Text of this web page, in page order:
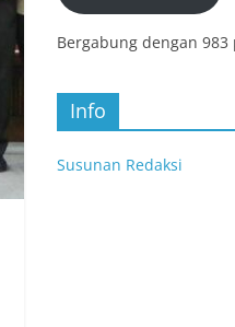
Bergabung dengan
Info
Susunan Redaksi